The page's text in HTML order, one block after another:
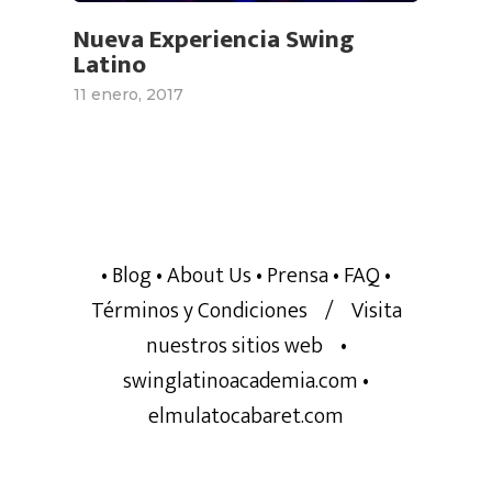
Nueva Experiencia Swing
Latino
11 enero, 2017
• Blog• About Us• Prensa• FAQ•
Términos y Condiciones / Visita
nuestros sitios web •
swinglatinoacademia.com•
elmulatocabaret.com
Cedro